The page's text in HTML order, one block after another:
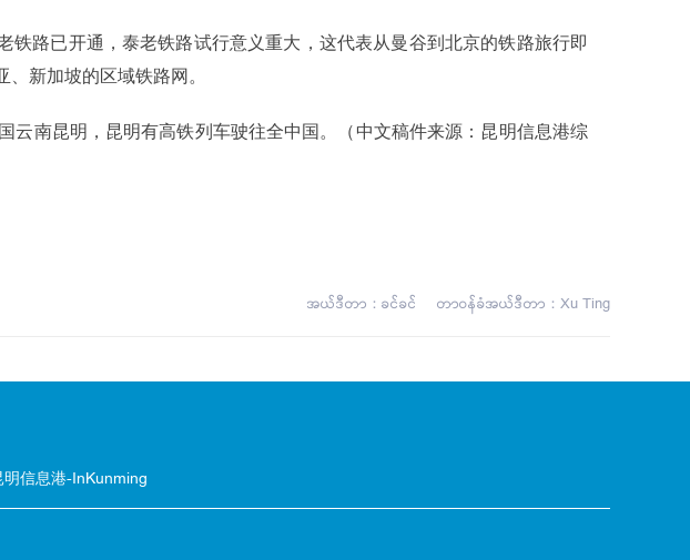
路已开通，泰老铁路试行意义重大，这代表从曼谷到北京的铁路旅行即
新加坡的区域铁路网。
南昆明，昆明有高铁列车驶往全中国。（中文稿件来源：昆明信息港综
အယ်ဒီတာ： ခင်ခင် တာဝန်ခံအယ်ဒီတာ： Xu Ting
明信息港-InKunming